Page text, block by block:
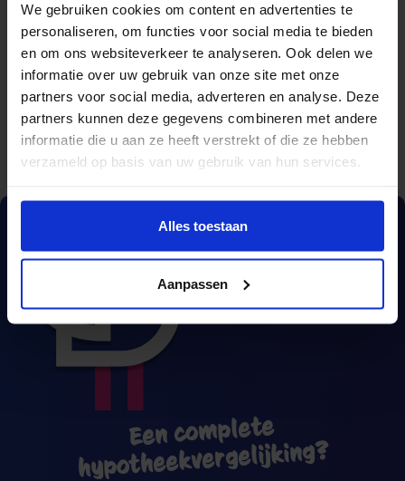
We gebruiken cookies om content en advertenties te
personaliseren, om functies voor social media te bieden
en om ons websiteverkeer te analyseren. Ook delen we
informatie over uw gebruik van onze site met onze
partners voor social media, adverteren en analyse. Deze
partners kunnen deze gegevens combineren met andere
informatie die u aan ze heeft verstrekt of die ze hebben
verzameld op basis van uw gebruik van hun services.
Alles toestaan
Aanpassen
Naam
Een complete
hypotheekvergelijking?